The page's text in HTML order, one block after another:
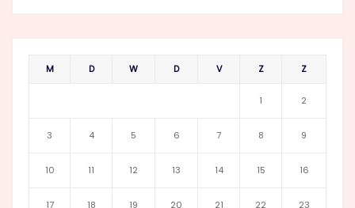
M D W D V Z Z
1 2
3 4 5 6 7 8 9
10 11 12 13 14 15 16
17 18 19 20 21 22 23